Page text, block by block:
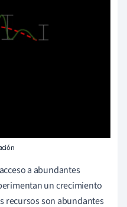
a abundantes
un crecimiento
recursos son abundantes